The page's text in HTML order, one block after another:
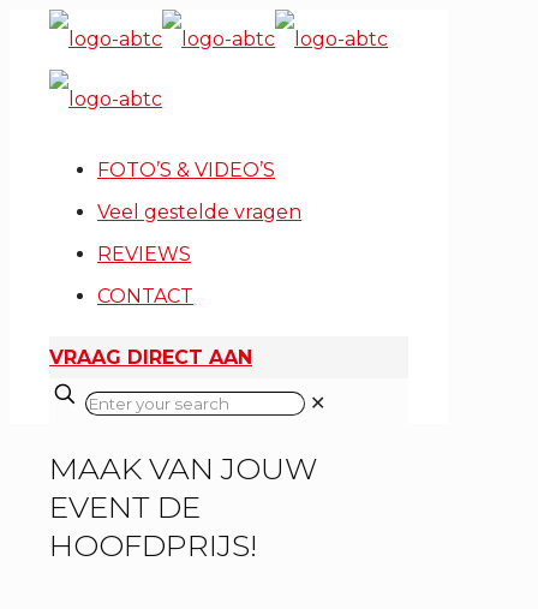
FOTO’S & VIDEO’S
Veel gestelde vragen
REVIEWS
CONTACT
VRAAG DIRECT AAN
✕
MAAK VAN JOUW
EVENT DE
HOOFDPRIJS!